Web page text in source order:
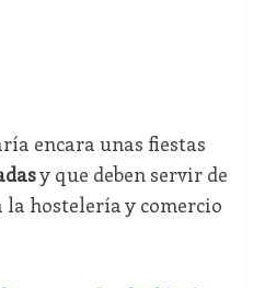
encara unas fiestas
y que deben servir de
la hostelería y comercio